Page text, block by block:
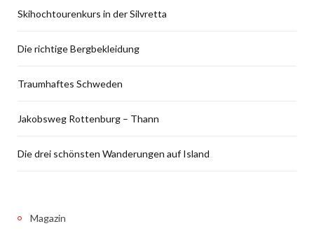
Skihochtourenkurs in der Silvretta
Die richtige Bergbekleidung
Traumhaftes Schweden
Jakobsweg Rottenburg – Thann
Die drei schönsten Wanderungen auf Island
Magazin